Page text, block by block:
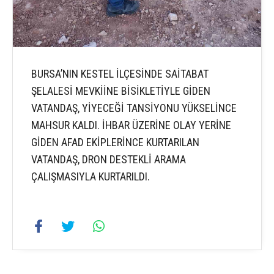
BURSA’NIN KESTEL İLÇESİNDE SAİTABAT
ŞELALESİ MEVKİİNE BİSİKLETİYLE GİDEN
VATANDAŞ, YİYECEĞİ TANSİYONU YÜKSELİNCE
MAHSUR KALDI. İHBAR ÜZERİNE OLAY YERİNE
GİDEN AFAD EKİPLERİNCE KURTARILAN
VATANDAŞ, DRON DESTEKLİ ARAMA
ÇALIŞMASIYLA KURTARILDI.